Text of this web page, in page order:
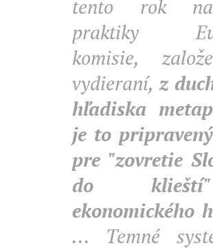
tento rok
praktiky
komisie,
vydieraní,z
hľadiska
je to
pre "zovretie
do
ekonomického
... Temné